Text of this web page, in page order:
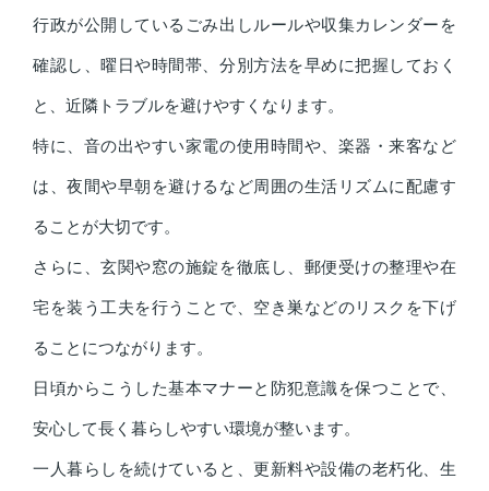
行政が公開しているごみ出しルールや収集カレンダーを
確認し、曜日や時間帯、分別方法を早めに把握しておく
と、近隣トラブルを避けやすくなります。
特に、音の出やすい家電の使用時間や、楽器・来客など
は、夜間や早朝を避けるなど周囲の生活リズムに配慮す
ることが大切です。
さらに、玄関や窓の施錠を徹底し、郵便受けの整理や在
宅を装う工夫を行うことで、空き巣などのリスクを下げ
ることにつながります。
日頃からこうした基本マナーと防犯意識を保つことで、
安心して長く暮らしやすい環境が整います。
一人暮らしを続けていると、更新料や設備の老朽化、生